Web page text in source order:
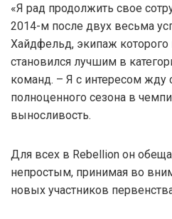
«Я рад продолжить свое
2014-м после двух весьма
Хайдфельд, экипаж
становился лучшим в
команд. – Я с интересом жду
полноценного сезона в
выносливость.
Для всех в Rebellion он
непростым, принимая во
новых участников